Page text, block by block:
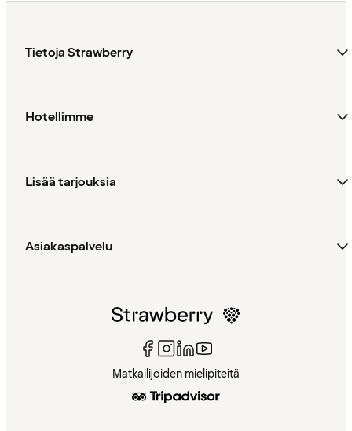
Tietoja Strawberry
Hotellimme
Lisää tarjouksia
Asiakaspalvelu
Matkailijoiden mielipiteitä